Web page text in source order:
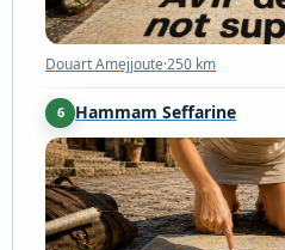
Douart Amejjoute·250 km
6 Hammam Seffarine
Fes·250 km